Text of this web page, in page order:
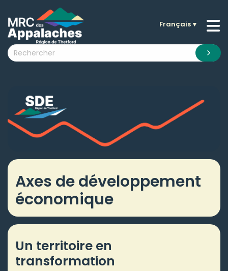
submenu (La MRC )
submenu (Citoyens )
submenu (Nouvelles )
submenu (Documentation )
Français▼
Axes de développement
économique
Un territoire en
transformation